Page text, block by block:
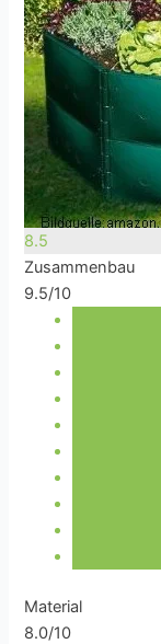
8.5
Zusammenbau
9.5/10
Material
8.0/10